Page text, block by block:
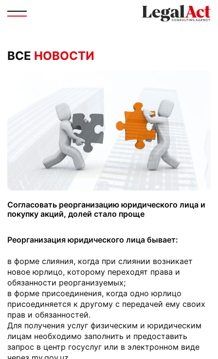
ВСЕ НОВОСТИ
Согласовать реорганизацию юридического лица и
покупку акций, долей стало проще
Реорганизация юридического лица бывает:
в форме слияния, когда при слиянии возникает
новое юрлицо, которому переходят права и
обязанности реорганизуемых;
в форме присоединения, когда одно юрлицо
присоединяется к другому с передачей ему своих
прав и обязанностей.
Для получения услуг физическим и юридическим
лицам необходимо заполнить и предоставить
запрос в центр госуслуг или в электронном виде